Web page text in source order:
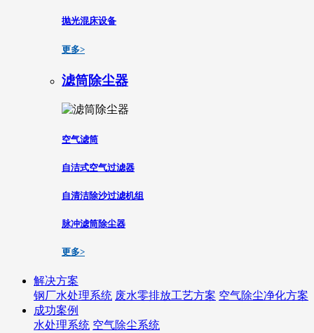
抛光混床设备
更多>
滤筒除尘器
空气滤筒
自洁式空气过滤器
自清洁除沙过滤机组
脉冲滤筒除尘器
更多>
解决方案
钢厂水处理系统 废水零排放工艺方案 空气除尘净化方案
成功案例
水处理系统 空气除尘系统